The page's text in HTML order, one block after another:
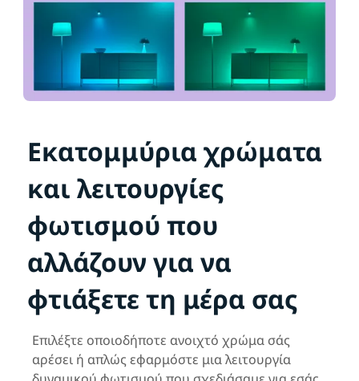
Εκατομμύρια χρώματα
και λειτουργίες
φωτισμού που
αλλάζουν για να
φτιάξετε τη μέρα σας
Επιλέξτε οποιοδήποτε ανοιχτό χρώμα σάς
αρέσει ή απλώς εφαρμόστε μια λειτουργία